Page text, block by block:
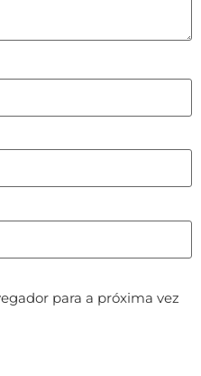
para a próxima vez